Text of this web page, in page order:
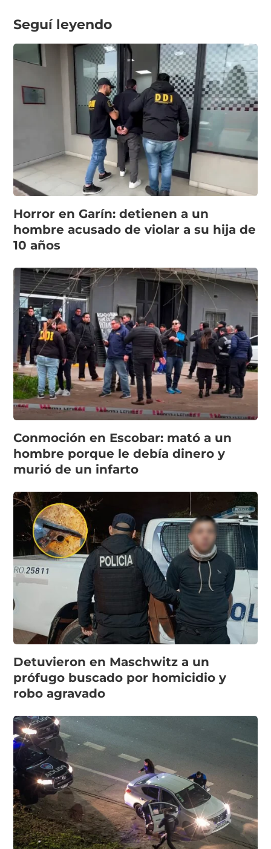
Seguí leyendo
Horror en Garín: detienen a un
hombre acusado de violar a su hija de
10 años
Conmoción en Escobar: mató a un
hombre porque le debía dinero y
murió de un infarto
Detuvieron en Maschwitz a un
prófugo buscado por homicidio y
robo agravado